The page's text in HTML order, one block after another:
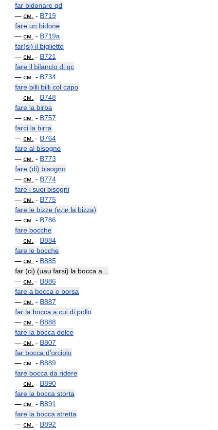
far bidonare qd
— см. - B719
fare un bidone
— см. - B719a
far(si) il biglietto
— см. - B721
fare il bilancio di qc
— см. - B734
fare billi billi col capo
— см. - B748
fare la birba
— см. - B757
farci la birra
— см. - B764
fare al bisogno
— см. - B773
fare (di) bisogno
— см. - B774
fare i suoi bisogni
— см. - B775
fare le bizze (или la bizza)
— см. - B786
fare bocche
— см. - B884
fare le bocche
— см. - B885
far (ci) (uau farsi) la bocca a...
— см. - B886
fare a bocca e borsa
— см. - B887
far la bocca a cui di pollo
— см. - B888
fare la bocca dolce
— см. - B807
far bocca d'orciolo
— см. - B889
fare bocca da ridere
— см. - B890
fare la bocca storta
— см. - B891
fare la bocca stretta
— см. - B892